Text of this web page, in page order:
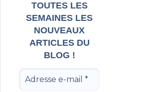
TOUTES LES
SEMAINES LES
NOUVEAUX
ARTICLES DU
BLOG !